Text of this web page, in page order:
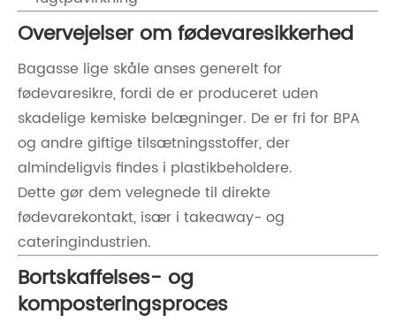
Overvejelser om fødevaresikkerhed
Bagasse lige skåle anses generelt for
fødevaresikre, fordi de er produceret uden
skadelige kemiske belægninger. De er fri for BPA
og andre giftige tilsætningsstoffer, der
almindeligvis findes i plastikbeholdere.
Dette gør dem velegnede til direkte
fødevarekontakt, især i takeaway- og
cateringindustrien.
Bortskaffelses- og
komposteringsproces